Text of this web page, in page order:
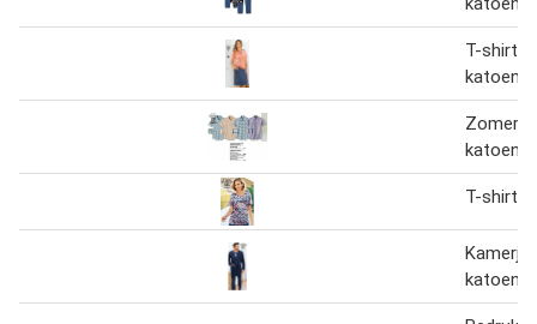
T-shirt
katoen
katoen
T-shirt
katoen